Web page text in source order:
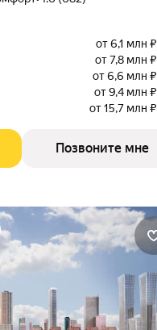
от 6,1 млн ₽
от 7,8 млн ₽
от 6,6 млн ₽
от 9,4 млн ₽
от 15,7 млн ₽
Позвоните мне